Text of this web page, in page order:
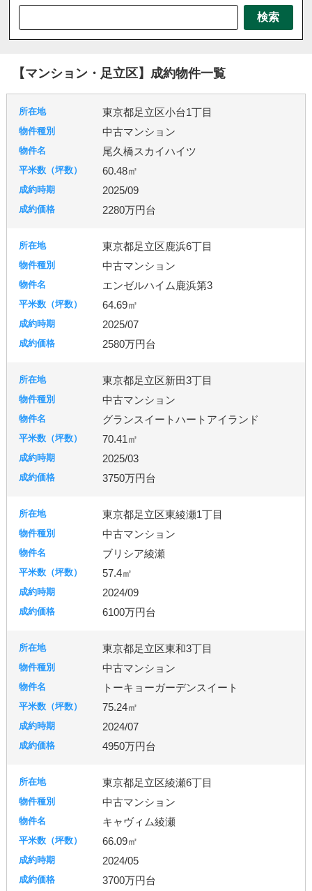
三郷市
八潮市
北本市 吉川市 和光市
宮代町
杉戸町
東松山市 松伏町 桶川市
蕨市
上里町 伊奈町
日高市
鶴ヶ島市 加須市
羽生市
幸手市 北葛飾郡 富士見市
台東区 東京都北区 足立区
千葉市 流山市
秦野市 厚木市
宇都宮市
札幌市
検索
【マンション・足立区】成約物件一覧
東京都足立区小台1丁目
中古マンション
尾久橋スカイハイツ
60.48㎡
2025/09
2280万円台
東京都足立区鹿浜6丁目
中古マンション
エンゼルハイム鹿浜第3
64.69㎡
2025/07
2580万円台
東京都足立区新田3丁目
中古マンション
グランスイートハートアイランド
70.41㎡
2025/03
3750万円台
東京都足立区東綾瀬1丁目
中古マンション
ブリシア綾瀬
57.4㎡
2024/09
6100万円台
東京都足立区東和3丁目
中古マンション
トーキョーガーデンスイート
75.24㎡
2024/07
4950万円台
東京都足立区綾瀬6丁目
中古マンション
キャヴィム綾瀬
66.09㎡
2024/05
3700万円台